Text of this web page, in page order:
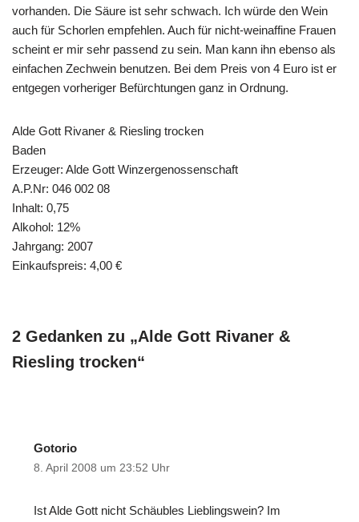
vorhanden. Die Säure ist sehr schwach. Ich würde den Wein
auch für Schorlen empfehlen. Auch für nicht-weinaffine Frauen
scheint er mir sehr passend zu sein. Man kann ihn ebenso als
einfachen Zechwein benutzen. Bei dem Preis von 4 Euro ist er
entgegen vorheriger Befürchtungen ganz in Ordnung.
Alde Gott Rivaner & Riesling trocken
Baden
Erzeuger: Alde Gott Winzergenossenschaft
A.P.Nr: 046 002 08
Inhalt: 0,75
Alkohol: 12%
Jahrgang: 2007
Einkaufspreis: 4,00 €
2 Gedanken zu „Alde Gott Rivaner &
Riesling trocken“
Gotorio
8. April 2008 um 23:52 Uhr
Ist Alde Gott nicht Schäubles Lieblingswein? Im